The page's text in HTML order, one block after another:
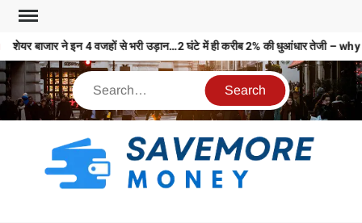
शेयर बाजार ने इन 4 वजहों से भरी उड़ान…2 घंटे में ही करीब 2% की धुआंधार